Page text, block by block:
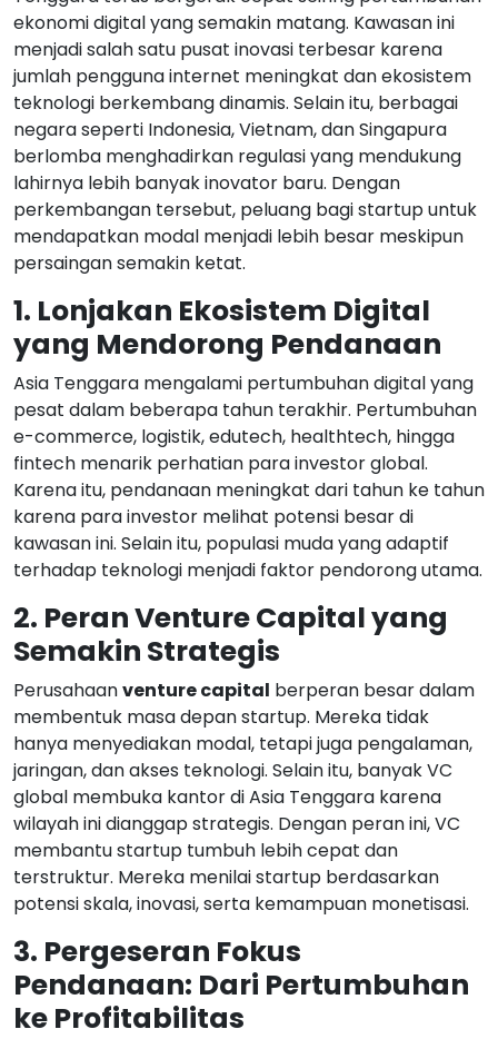
ekonomi digital yang semakin matang. Kawasan ini
menjadi salah satu pusat inovasi terbesar karena
jumlah pengguna internet meningkat dan ekosistem
teknologi berkembang dinamis. Selain itu, berbagai
negara seperti Indonesia, Vietnam, dan Singapura
berlomba menghadirkan regulasi yang mendukung
lahirnya lebih banyak inovator baru. Dengan
perkembangan tersebut, peluang bagi startup untuk
mendapatkan modal menjadi lebih besar meskipun
persaingan semakin ketat.
1. Lonjakan Ekosistem Digital
yang Mendorong Pendanaan
Asia Tenggara mengalami pertumbuhan digital yang
pesat dalam beberapa tahun terakhir. Pertumbuhan
e-commerce, logistik, edutech, healthtech, hingga
fintech menarik perhatian para investor global.
Karena itu, pendanaan meningkat dari tahun ke tahun
karena para investor melihat potensi besar di
kawasan ini. Selain itu, populasi muda yang adaptif
terhadap teknologi menjadi faktor pendorong utama.
2. Peran Venture Capital yang
Semakin Strategis
Perusahaanventure capital berperan besar dalam
membentuk masa depan startup. Mereka tidak
hanya menyediakan modal, tetapi juga pengalaman,
jaringan, dan akses teknologi. Selain itu, banyak VC
global membuka kantor di Asia Tenggara karena
wilayah ini dianggap strategis. Dengan peran ini, VC
membantu startup tumbuh lebih cepat dan
terstruktur. Mereka menilai startup berdasarkan
potensi skala, inovasi, serta kemampuan monetisasi.
3. Pergeseran Fokus
Pendanaan: Dari Pertumbuhan
ke Profitabilitas